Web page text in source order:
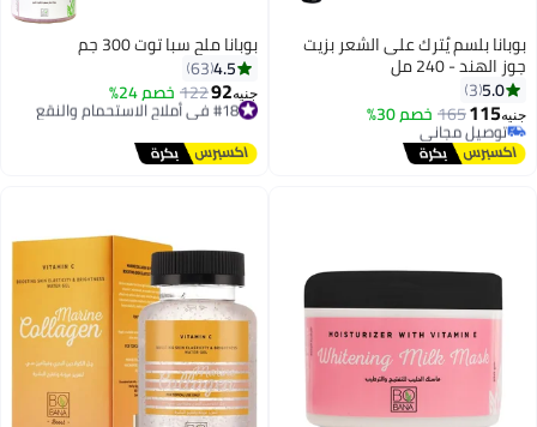
بوبانا بلسم يُترك على الشعر بزيت
جوز الهند - 240 مل
5.0
3
جنيه115
165 خصم 30%توصيل مجاني
باقي 1 وحدات في المخزون
توصيل مجاني
بوبانا ملح سبا توت 300 جم
4.5
63
جنيه92
122 خصم 24% #18 في أملاح الاستحمام والنقع
توصيل مجاني